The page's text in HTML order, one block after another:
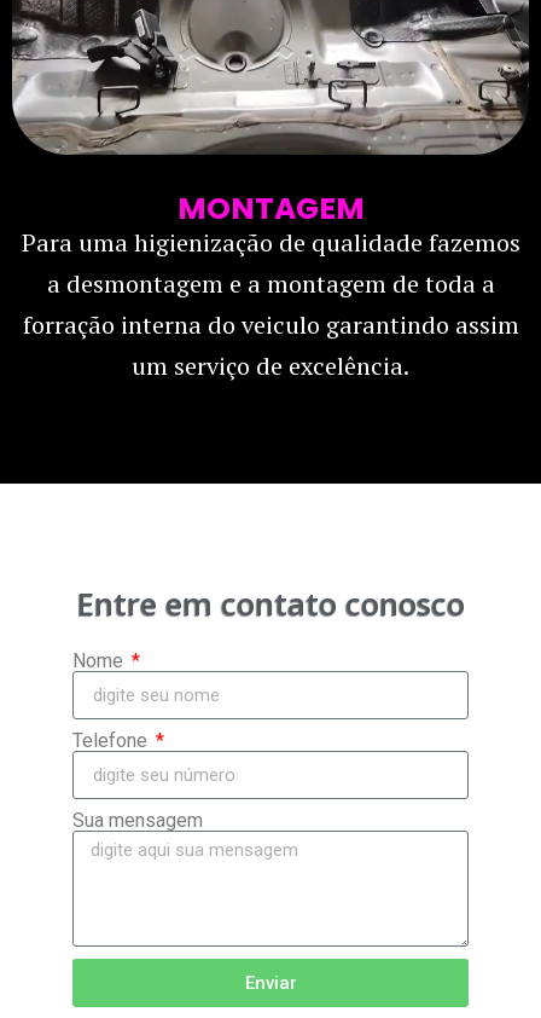
MONTAGEM
Para uma higienização de qualidade fazemos
a desmontagem e a montagem de toda a
forração interna do veiculo garantindo assim
um serviço de excelência.
Entre em contato conosco
Nome
Telefone
Sua mensagem
Enviar